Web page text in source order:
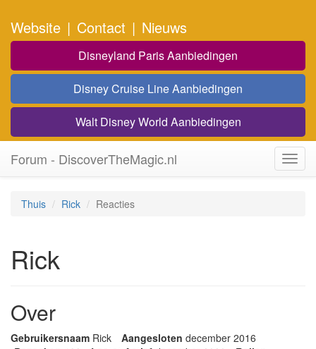
Website | Contact | Nieuws
Disneyland Paris Aanbiedingen
Disney Cruise Line Aanbiedingen
Walt Disney World Aanbiedingen
Forum - DiscoverTheMagic.nl
Thuis Rick Reacties
Rick
Over
Gebruikersnaam Rick Aangesloten december 2016